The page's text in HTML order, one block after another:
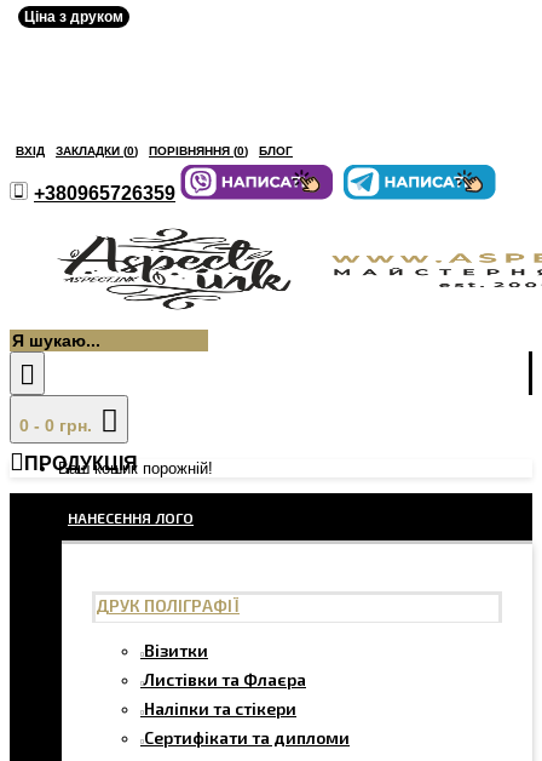
ВХІД ЗАКЛАДКИ (0) ПОРІВНЯННЯ (0) БЛОГ
+380965726359
0 - 0 грн.
Ваш кошик порожній!
ПРОДУКЦІЯ
НАНЕСЕННЯ ЛОГО
ДРУК ПОЛІГРАФІЇ
Візитки
Листівки та Флаєра
Наліпки та стікери
Сертифікати та дипломи
Ціна з друком